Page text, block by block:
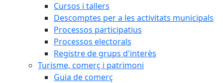
Cursos i tallers
Descomptes per a les activitats municipals
Processos participatius
Processos electorals
Registre de grups d'interès
Turisme, comerç i patrimoni
Guia de comerç